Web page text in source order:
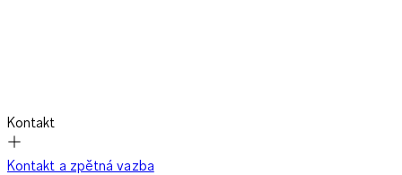
Kontakt
Kontakt a zpětná vazba